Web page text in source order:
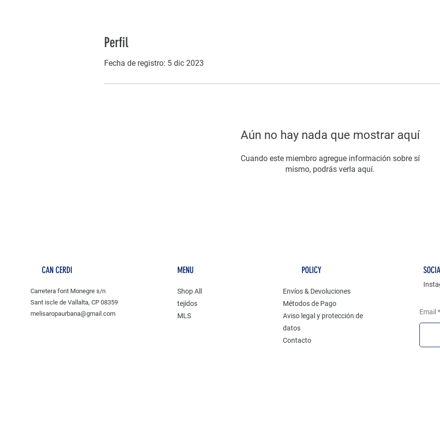
Perfil
Fecha de registro: 5 dic 2023
Aún no hay nada que mostrar aquí
Cuando este miembro agregue información sobre sí
mismo, podrás verla aquí.
CAN CERDI
Carretera font Monegre s/n
Sant iscle de Vallalta, CP 08359
melisaropaurbana@gmail.com
MENU
Shop All
tejidos
MLS
POLICY
Envíos & Devoluciones
Métodos de Pago
Aviso legal y protección de
datos
Contacto
Email